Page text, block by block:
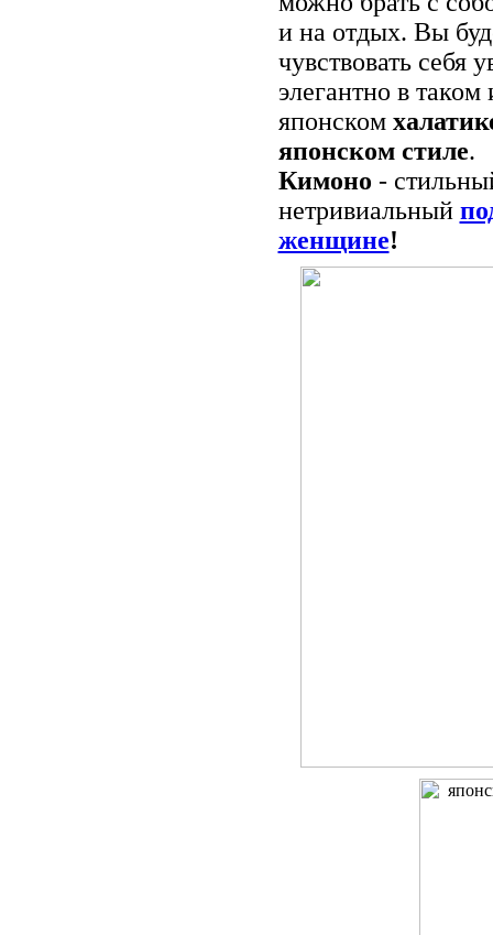
и на отдых. Вы
чувствовать себя
элегантно в
японском
японском стиле.
Кимоно -
нетривиальный
женщине!